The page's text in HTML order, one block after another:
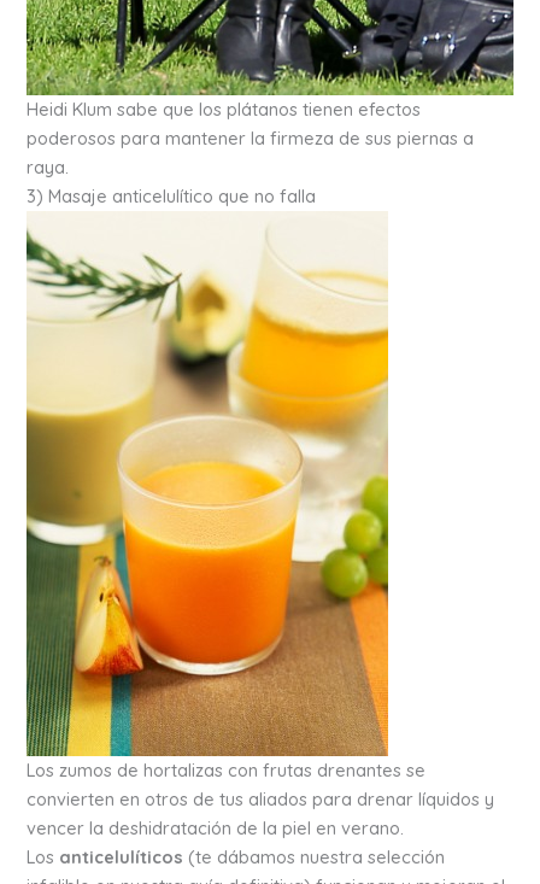
Heidi Klum sabe que los plátanos tienen efectos
poderosos para mantener la firmeza de sus piernas a
raya.
3) Masaje anticelulítico que no falla
Los zumos de hortalizas con frutas drenantes se
convierten en otros de tus aliados para drenar líquidos y
vencer la deshidratación de la piel en verano.
Los anticelulíticos (te dábamos nuestra selección